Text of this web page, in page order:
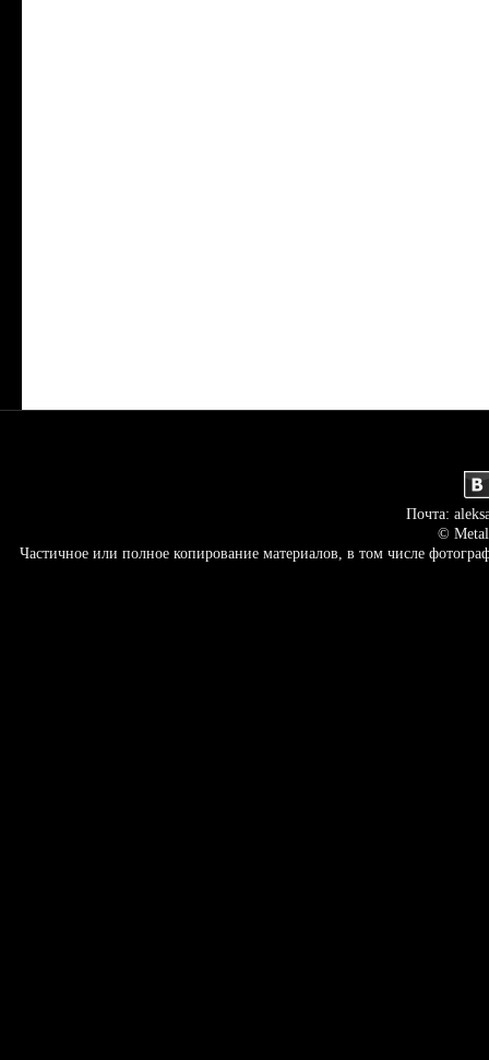
Почта:
©
Частичное или полное копирование материалов, в том числе